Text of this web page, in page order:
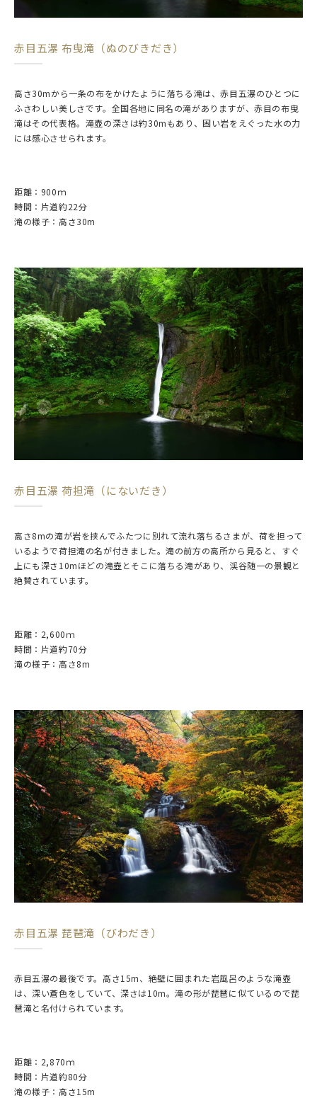
赤目五瀑 布曳滝（ぬのびきだき）
高さ30mから一条の布をかけたように落ちる滝は、赤目五瀑のひとつに
ふさわしい美しさです。全国各地に同名の滝がありますが、赤目の布曳
滝はその代表格。滝壺の深さは約30mもあり、固い岩をえぐった水の力
には感心させられます。
距離：900ｍ
時間：片道約22分
滝の様子：高さ30m
赤目五瀑 荷担滝（にないだき）
高さ8mの滝が岩を挟んでふたつに別れて流れ落ちるさまが、荷を担って
いるようで荷担滝の名が付きました。滝の前方の高所から見ると、すぐ
上にも深さ10mほどの滝壺とそこに落ちる滝があり、渓谷随一の景観と
絶賛されています。
距離：2,600ｍ
時間：片道約70分
滝の様子：高さ8m
赤目五瀑 琵琶滝（びわだき）
赤目五瀑の最後です。高さ15m、絶壁に囲まれた岩風呂のような滝壺
は、深い蒼色をしていて、深さは10m。滝の形が琵琶に似ているので琵
琶滝と名付けられています。
距離：2,870ｍ
時間：片道約80分
滝の様子：高さ15m